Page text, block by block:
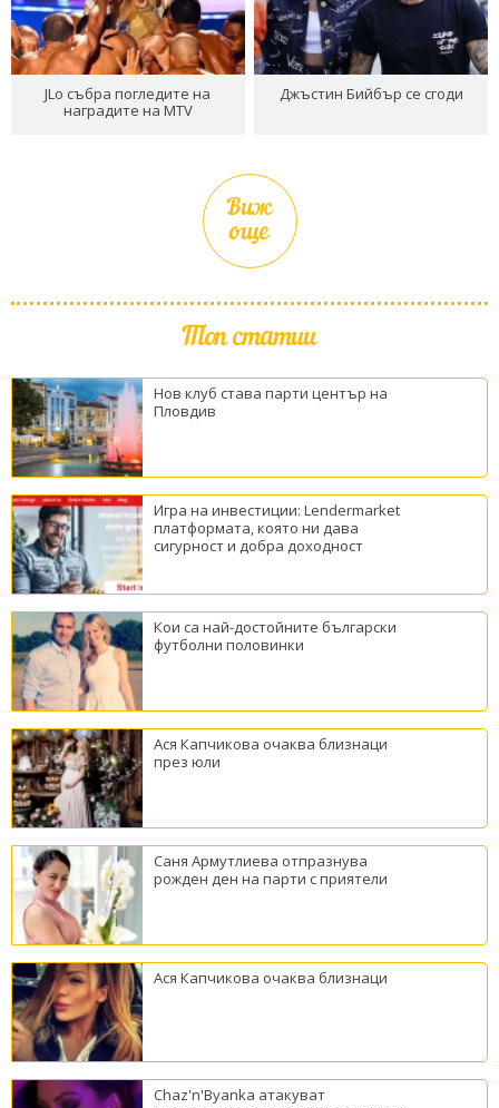
JLo събра погледите на
наградите на MTV
Джъстин Бийбър се сгоди
Виж
още
Топ статии
Нов клуб става парти център на
Пловдив
Игра на инвестиции: Lendermarket
платформата, която ни дава
сигурност и добра доходност
Кои са най-достойните български
футболни половинки
Ася Капчикова очаква близнаци
през юли
Саня Армутлиева отпразнува
рожден ден на парти с приятели
Ася Капчикова очаква близнаци
Chaz'n'Byanka атакуват